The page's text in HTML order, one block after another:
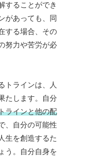
することができ
があっても、同
する場合、その
努力や苦労が必
トラインは、人
たします。自分
ラインと他の配
、自分の可能性
生を創造するた
う。自分自身を